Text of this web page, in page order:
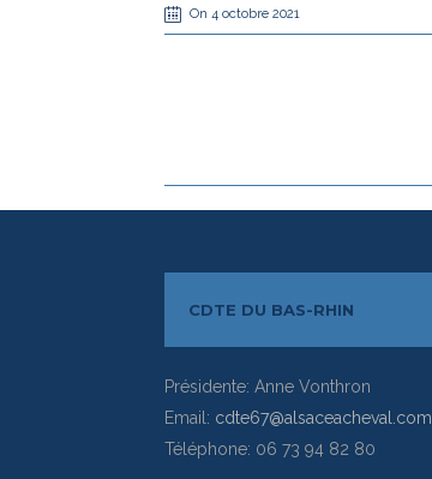
On 4 octobre 2021
CDTE DU BAS-RHIN
Présidente: Anne Vonthron
Email: cdte67@alsaceacheval.com
Téléphone: 06 73 94 82 80